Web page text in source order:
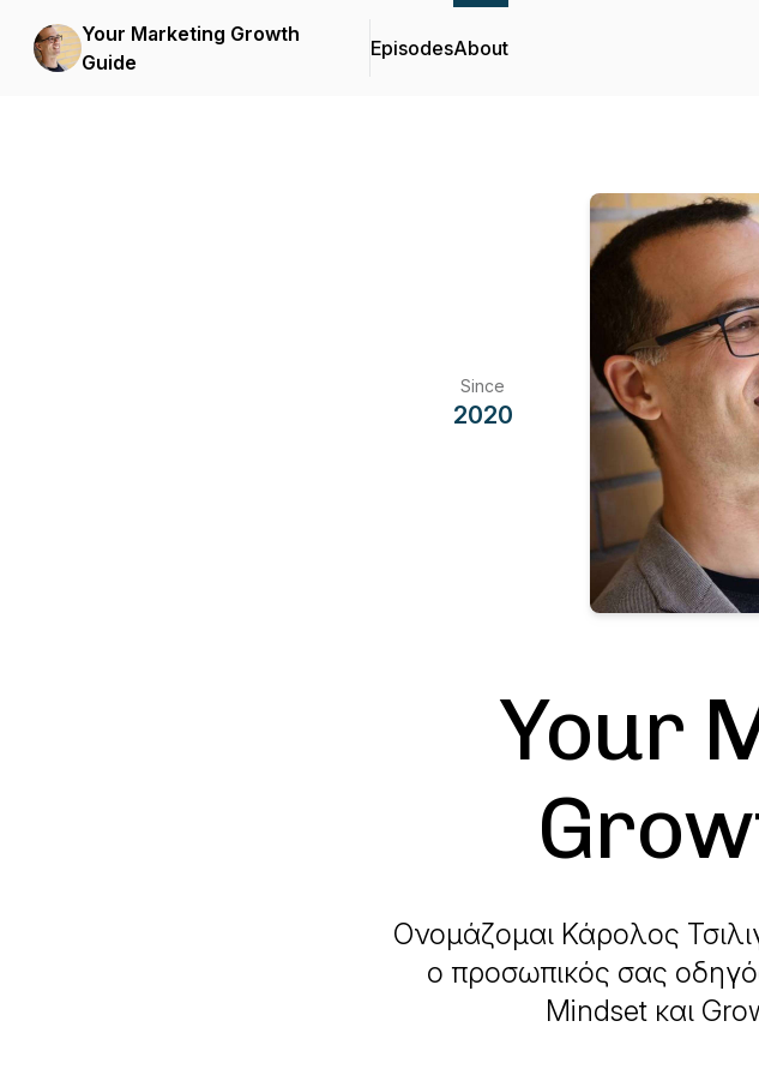
Your Marketing Growth
Guide
EpisodesAbout
Since
2020
Your
Ονομάζομαι Κάρολος
ο προσωπικός σας
Mindset και